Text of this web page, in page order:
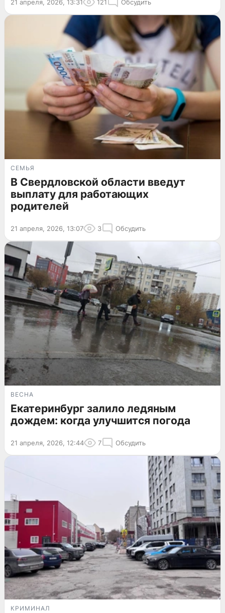
21 апреля, 2026, 13:31 121 Обсудить
СЕМЬЯ
В Свердловской области введут
выплату для работающих
родителей
21 апреля, 2026, 13:07 3 Обсудить
ВЕСНА
Екатеринбург залило ледяным
дождем: когда улучшится погода
21 апреля, 2026, 12:44 7 Обсудить
КРИМИНАЛ